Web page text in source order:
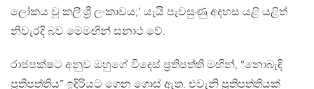
ලෝකය වූ කලී ශ්‍රී ලංකාවය;’ යැයි පැවසුණු අදහස යළි යළිත්
නිවැරදි බව මෙමඟින් සනාථ වේ.
රාජපක්ෂට අනුව ඔහුගේ විදෙස් ප්‍රතිපත්ති මඟින්, “නොබැඳි
ප්‍රතිපත්තිය” ඉදිරියට ගෙන ගොස් ඇත. එවැනි ප්‍රතිපත්තියක්